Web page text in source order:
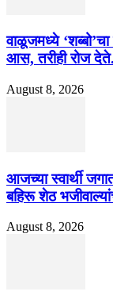
वाळूजमध्ये
आस, तरीही रोज
August 8, 2026
आजच्या स्वार्थी
बहिरू शेठ
August 8, 2026